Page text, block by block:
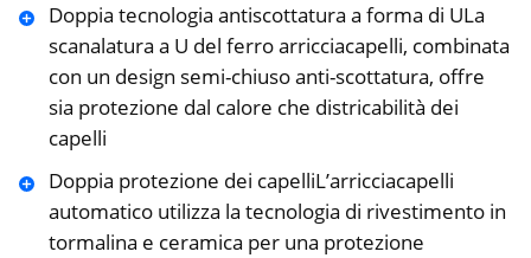
Doppia tecnologia antiscottatura a forma di ULa
scanalatura a U del ferro arricciacapelli, combinata
con un design semi-chiuso anti-scottatura, offre
sia protezione dal calore che districabilità dei
capelli
Doppia protezione dei capelliL’arricciacapelli
automatico utilizza la tecnologia di rivestimento in
tormalina e ceramica per una protezione